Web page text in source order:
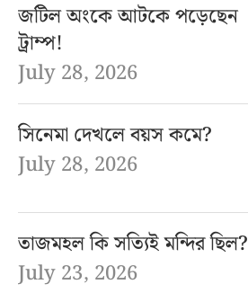
জটিল অংকে আটকে পড়েছেন
ট্রাম্প!
July 28, 2026
সিনেমা দেখলে বয়স কমে?
July 28, 2026
তাজমহল কি সত্যিই মন্দির ছিল?
July 23, 2026